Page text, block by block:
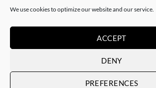
We use cookies to optimize our website and our service.
ACCEPT
DENY
PREFERENCES
Phone: (+34) 93 513 04 65
Visa PayPal Stripe